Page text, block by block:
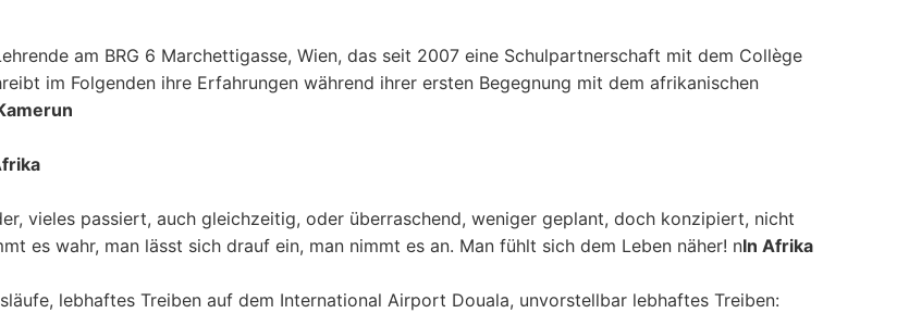
am BRG 6 Marchettigasse, Wien, das seit 2007 eine Schulpartnerschaft mit dem Collège
im Folgenden ihre Erfahrungen während ihrer ersten Begegnung mit dem afrikanischen
vieles passiert, auch gleichzeitig, oder überraschend, weniger geplant, doch konzipiert, nicht
es wahr, man lässt sich drauf ein, man nimmt es an. Man fühlt sich dem Leben näher! nIn Afrika
lebhaftes Treiben auf dem International Airport Douala, unvorstellbar lebhaftes Treiben: